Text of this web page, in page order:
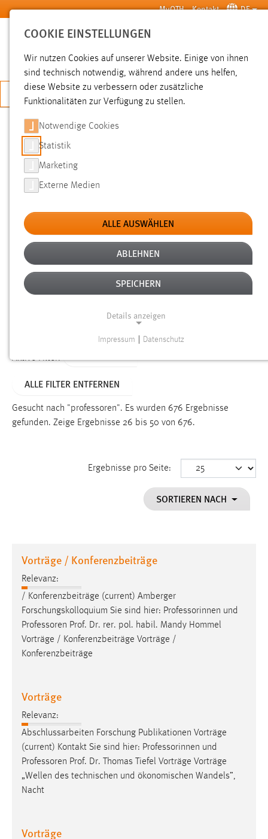
Zum Hauptinhalt springen MyOTH Kontakt DE
SUCHE
JETZT BEWERBEN
SUCHE
FILTER
Typ
Erstellungsdatum
Alter
Aktive Filter:
ALLE FILTER ENTFERNEN
Gesucht nach "professoren". Es wurden 676 Ergebnisse
gefunden. Zeige Ergebnisse 26 bis 50 von 676.
Ergebnisse pro Seite:
SORTIEREN NACH
Vorträge / Konferenzbeiträge
Relevanz:
/ Konferenzbeiträge (current) Amberger
Forschungskolloquium Sie sind hier: Professorinnen und
Professoren Prof. Dr. rer. pol. habil. Mandy Hommel
Vorträge / Konferenzbeiträge Vorträge /
Konferenzbeiträge
Vorträge
Relevanz:
Abschlussarbeiten Forschung Publikationen Vorträge
(current) Kontakt Sie sind hier: Professorinnen und
Professoren Prof. Dr. Thomas Tiefel Vorträge Vorträge
„Wellen des technischen und ökonomischen Wandels”,
Nacht
Vorträge
COOKIE EINSTELLUNGEN
Wir nutzen Cookies auf unserer Website. Einige von ihnen
sind technisch notwendig, während andere uns helfen,
diese Website zu verbessern oder zusätzliche
Funktionalitäten zur Verfügung zu stellen.
Notwendige Cookies
Statistik
Marketing
Externe Medien
ALLE AUSWÄHLEN
ABLEHNEN
SPEICHERN
Details anzeigen
Funktionen und sind für die einwandfreie Funktion der
Einverständnis
cookie_consent
Dieser Cookie speichert die ausgewählten Einverständnis-
Performance
Name:
Zweck:
Für performante Seitenauslieferung wird in diesem Cookie
Sprachpräferenz
Name:
site-language-preference
Zweck:
Das Cookie speichert die gewählte Sprache der Website.
Impressum Datenschutz